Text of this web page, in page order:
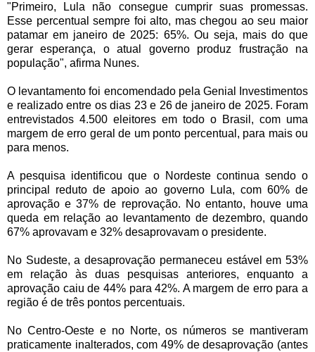
"Primeiro, Lula não consegue cumprir suas promessas.
Esse percentual sempre foi alto, mas chegou ao seu maior
patamar em janeiro de 2025: 65%. Ou seja, mais do que
gerar esperança, o atual governo produz frustração na
população", afirma Nunes.
O levantamento foi encomendado pela Genial Investimentos
e realizado entre os dias 23 e 26 de janeiro de 2025. Foram
entrevistados 4.500 eleitores em todo o Brasil, com uma
margem de erro geral de um ponto percentual, para mais ou
para menos.
A pesquisa identificou que o Nordeste continua sendo o
principal reduto de apoio ao governo Lula, com 60% de
aprovação e 37% de reprovação. No entanto, houve uma
queda em relação ao levantamento de dezembro, quando
67% aprovavam e 32% desaprovavam o presidente.
No Sudeste, a desaprovação permaneceu estável em 53%
em relação às duas pesquisas anteriores, enquanto a
aprovação caiu de 44% para 42%. A margem de erro para a
região é de três pontos percentuais.
No Centro-Oeste e no Norte, os números se mantiveram
praticamente inalterados, com 49% de desaprovação (antes